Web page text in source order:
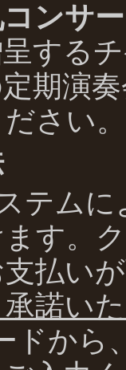
ンサ
する
期演
さい。
テム
す。
払い
諾い
ドか